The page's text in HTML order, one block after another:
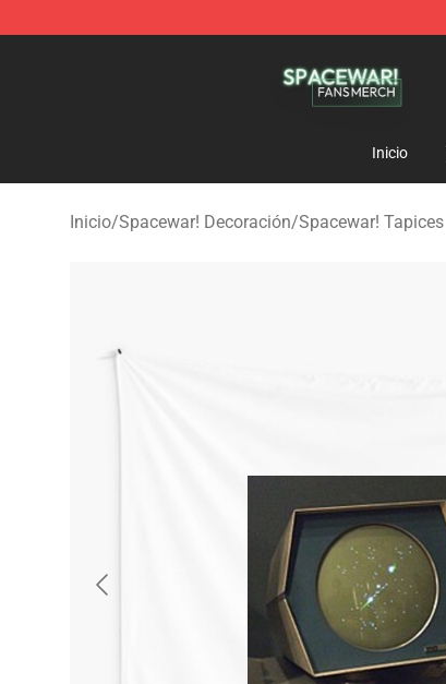
Inicio
Inicio/Spacewar! Decoración/Spacewar! Tapices